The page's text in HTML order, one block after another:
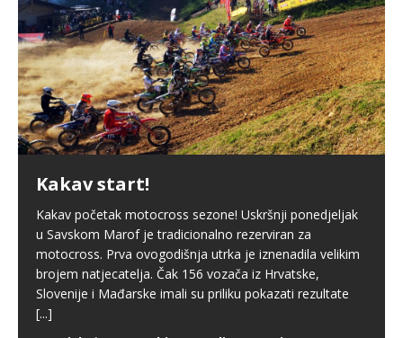
Kakav start!
Kakav početak motocross sezone! Uskršnji ponedjeljak
u Savskom Marof je tradicionalno rezerviran za
motocross. Prva ovogodišnja utrka je iznenadila velikim
brojem natjecatelja. Čak 156 vozača iz Hrvatske,
Slovenije i Mađarske imali su priliku pokazati rezultate
[...]